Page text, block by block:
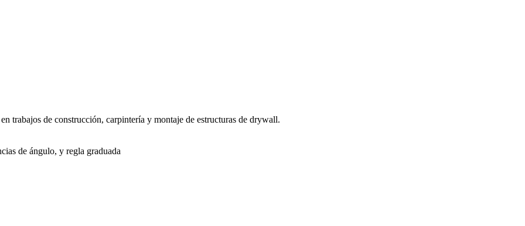
trabajos de construcción, carpintería y montaje de estructuras de drywall.
de ángulo, y regla graduada